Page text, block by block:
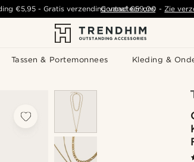
Tassen & Portemonnees Kleding &
€5,95- Gratis verzending vanaf€59,00 -Zie
Contacteer ons